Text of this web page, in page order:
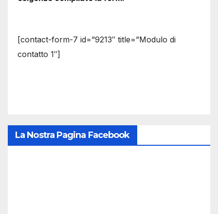
[contact-form-7 id=”9213″ title=”Modulo di
contatto 1″]
La Nostra Pagina Facebook